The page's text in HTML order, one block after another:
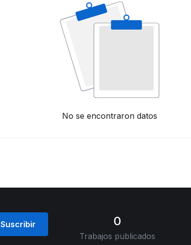
No se encontraron datos
Suscribir 0
Trabajos publicados